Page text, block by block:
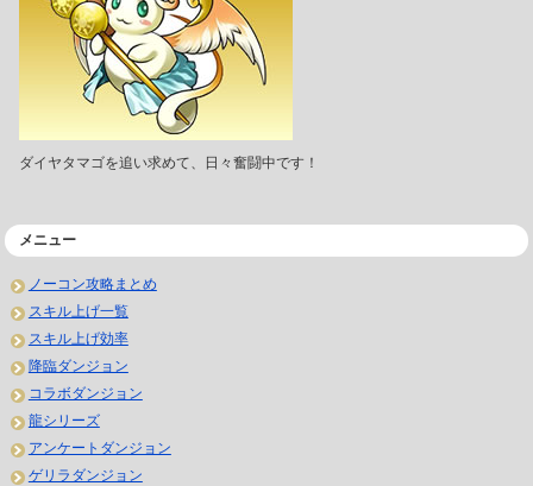
ダイヤタマゴを追い求めて、日々奮闘中です！
メニュー
ノーコン攻略まとめ
スキル上げ一覧
スキル上げ効率
降臨ダンジョン
コラボダンジョン
龍シリーズ
アンケートダンジョン
ゲリラダンジョン